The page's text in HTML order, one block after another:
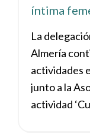
íntima
La
Almería
actividades
junto a la
actividad